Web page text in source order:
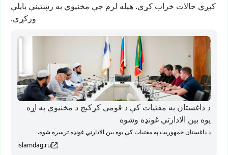
کېږي حالات خراب کړي. هیله لرم چې مخنیوي به رښتینې پایلې
ورکړي.
د داغستان په مفتیات کې د قومي کړکېچ د مخنیوي په اړه
یوه بین الادارتي غونډه وشوه
د داغستان جمهوریت په مفتیات کې یوه بین الادارتي غونډه ترسره شوه.
islamdag.ru